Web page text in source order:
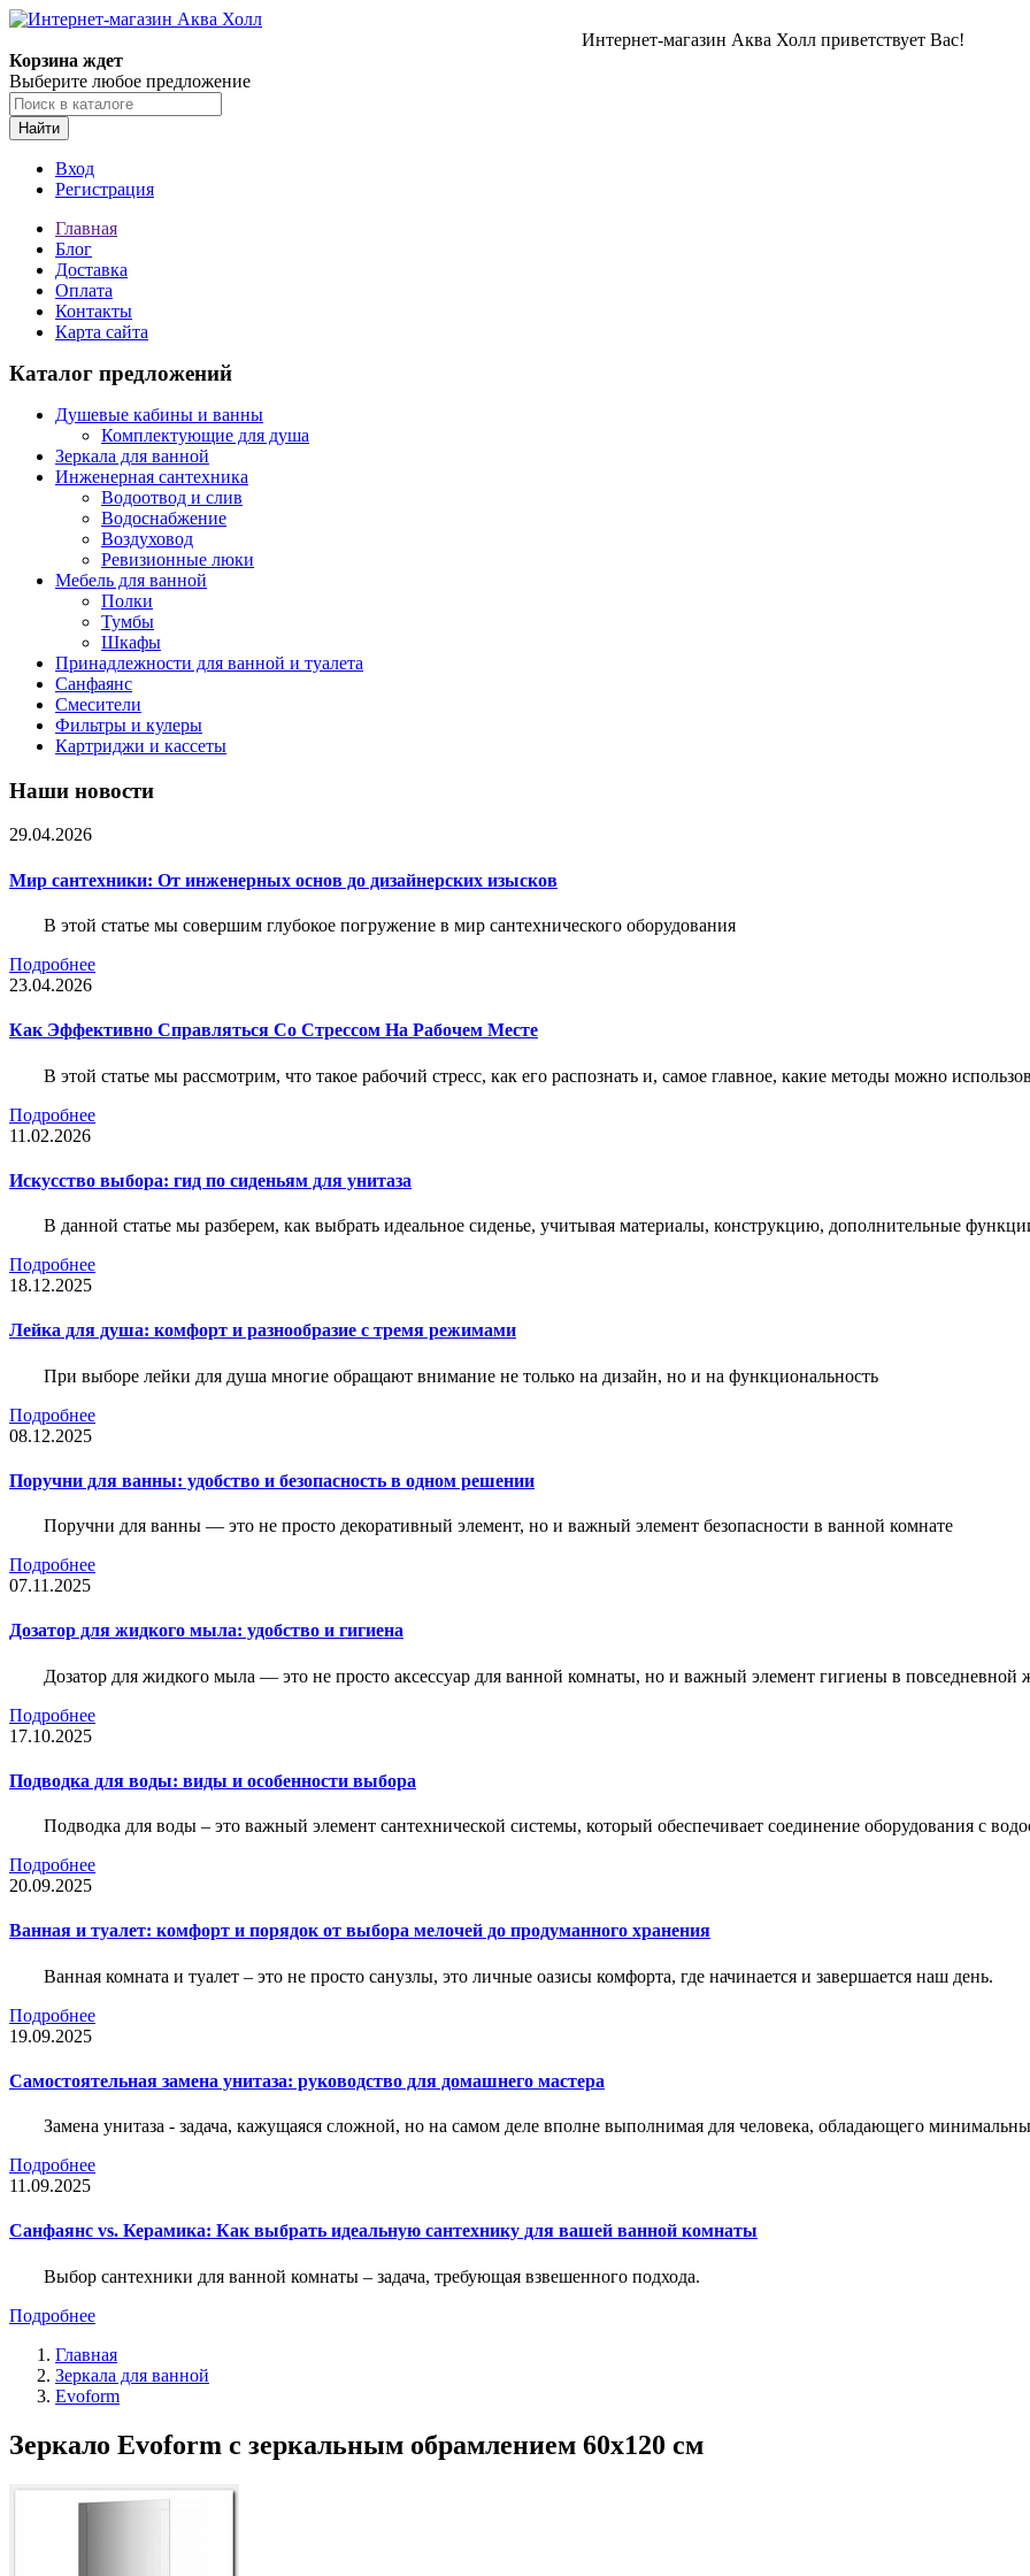
Интернет-магазин Аква Холл приветствует Вас!
Корзина ждет
Выберите любое предложение
Найти
Вход
Регистрация
Главная
Блог
Доставка
Оплата
Контакты
Карта сайта
Каталог предложений
Душевые кабины и ванны
Комплектующие для душа
Зеркала для ванной
Инженерная сантехника
Водоотвод и слив
Водоснабжение
Воздуховод
Ревизионные люки
Мебель для ванной
Полки
Тумбы
Шкафы
Принадлежности для ванной и туалета
Санфаянс
Смесители
Фильтры и кулеры
Картриджи и кассеты
Наши новости
29.04.2026
Мир сантехники: От инженерных основ до дизайнерских изысков
В этой статье мы совершим глубокое погружение в мир сантехнического оборудования
Подробнее
23.04.2026
Как Эффективно Справляться Со Стрессом На Рабочем Месте
В этой статье мы рассмотрим, что такое рабочий стресс, как его распознать и, самое главное, какие методы можно
Подробнее
11.02.2026
Искусство выбора: гид по сиденьям для унитаза
В данной статье мы разберем, как выбрать идеальное сиденье, учитывая материалы, конструкцию, дополнительные
Подробнее
18.12.2025
Лейка для душа: комфорт и разнообразие с тремя режимами
При выборе лейки для душа многие обращают внимание не только на дизайн, но и на функциональность
Подробнее
08.12.2025
Поручни для ванны: удобство и безопасность в одном решении
Поручни для ванны — это не просто декоративный элемент, но и важный элемент безопасности в ванной комнате
Подробнее
07.11.2025
Дозатор для жидкого мыла: удобство и гигиена
Дозатор для жидкого мыла — это не просто аксессуар для ванной комнаты, но и важный элемент гигиены в повседневной
Подробнее
17.10.2025
Подводка для воды: виды и особенности выбора
Подводка для воды – это важный элемент сантехнической системы, который обеспечивает соединение оборудования с
Подробнее
20.09.2025
Ванная и туалет: комфорт и порядок от выбора мелочей до продуманного хранения
Ванная комната и туалет – это не просто санузлы, это личные оазисы комфорта, где начинается и завершается наш день.
Подробнее
19.09.2025
Самостоятельная замена унитаза: руководство для домашнего мастера
Замена унитаза - задача, кажущаяся сложной, но на самом деле вполне выполнимая для человека, обладающего
Подробнее
11.09.2025
Санфаянс vs. Керамика: Как выбрать идеальную сантехнику для вашей ванной комнаты
Выбор сантехники для ванной комнаты – задача, требующая взвешенного подхода.
Подробнее
Главная
Зеркала для ванной
Evoform
Зеркало Evoform с зеркальным обрамлением 60х120 см